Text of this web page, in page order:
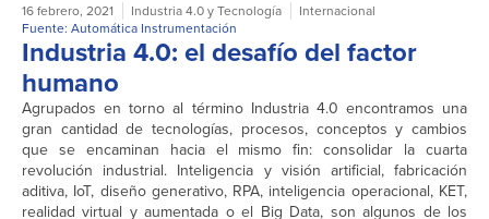
16 febrero, 2021 Industria 4.0 y Tecnología
Internacional
Fuente: Automática Instrumentación
Industria 4.0: el desafío del factor
humano
Agrupados en torno al término Industria 4.0 encontramos una
gran cantidad de tecnologías, procesos, conceptos y cambios
que se encaminan hacia el mismo fin: consolidar la cuarta
revolución industrial. Inteligencia y visión artificial, fabricación
aditiva, IoT, diseño generativo, RPA, inteligencia operacional, KET,
realidad virtual y aumentada o el Big Data, son algunos de los